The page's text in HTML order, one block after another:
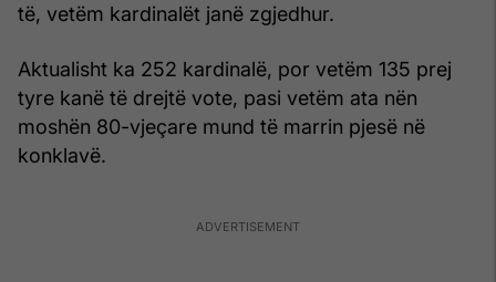
të, vetëm kardinalët janë zgjedhur.
Aktualisht ka 252 kardinalë, por vetëm 135 prej
tyre kanë të drejtë vote, pasi vetëm ata nën
moshën 80-vjeçare mund të marrin pjesë në
konklavë.